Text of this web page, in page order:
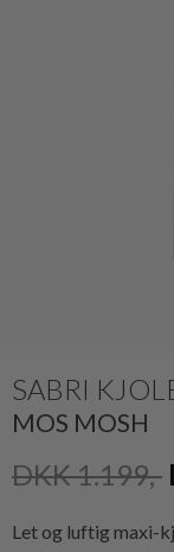
SABRI
MOS MOSH
DKK 1.199,-
Let og luftig maxi-